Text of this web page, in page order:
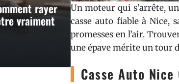
rayer
vraiment
Un moteur qui s’arrête,
casse auto fiable à Nice,
promesses en l’air.
une épave mérite un tour
Casse Auto Nice